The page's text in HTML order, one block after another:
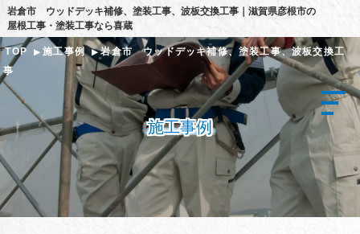
岩倉市 ウッドデッキ補修、塗装工事、波板交換工事｜滋賀県彦根市の
屋根工事・塗装工事なら喜蔵
TOP 施工事例
岩倉市 ウッドデッキ補修、塗装工事、波板交換工
事
施工事例